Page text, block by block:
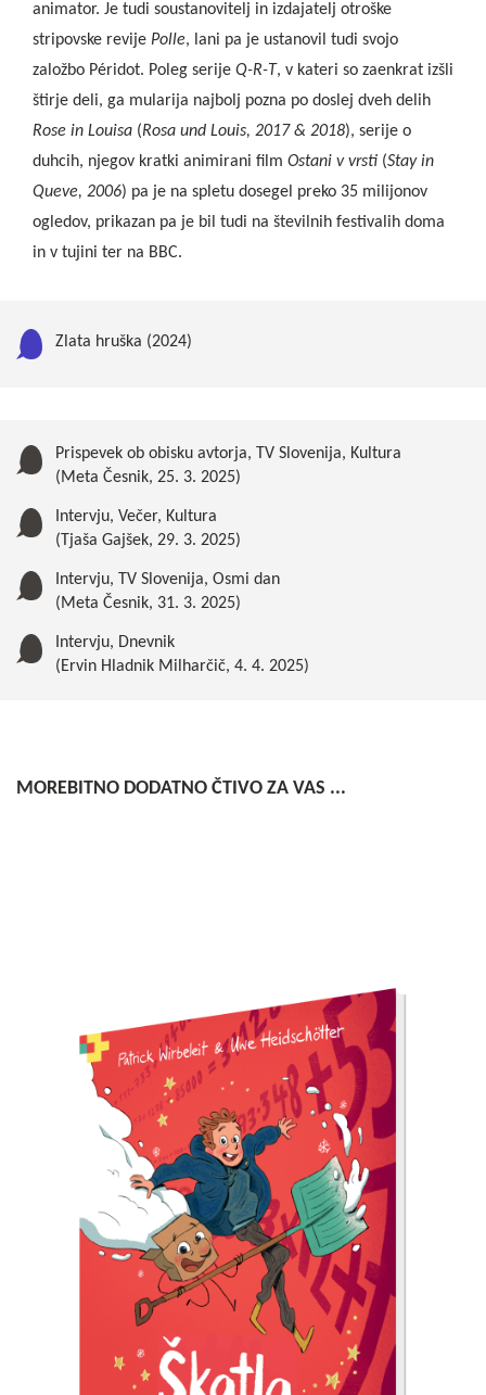
animator. Je tudi soustanovitelj in izdajatelj otroške
stripovske revije Polle, lani pa je ustanovil tudi svojo
založbo Péridot. Poleg serije Q-R-T, v kateri so zaenkrat izšli
štirje deli, ga mularija najbolj pozna po doslej dveh delih
Rose in Louisa (Rosa und Louis, 2017 & 2018), serije o
duhcih, njegov kratki animirani film Ostani v vrsti (Stay in
Queve, 2006) pa je na spletu dosegel preko 35 milijonov
ogledov, prikazan pa je bil tudi na številnih festivalih doma
in v tujini ter na BBC.
Zlata hruška (2024)
Prispevek ob obisku avtorja, TV Slovenija, Kultura
(Meta Česnik, 25. 3. 2025)
Intervju, Večer, Kultura
(Tjaša Gajšek, 29. 3. 2025)
Intervju, TV Slovenija, Osmi dan
(Meta Česnik, 31. 3. 2025)
Intervju, Dnevnik
(Ervin Hladnik Milharčič, 4. 4. 2025)
MOREBITNO DODATNO ČTIVO ZA VAS ...